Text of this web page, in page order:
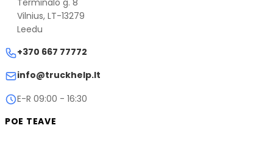
Terminalo g. 8
Vilnius, LT-13279
Leedu
+370 667 77772
info@truckhelp.lt
E-R 09:00 - 16:30
POE TEAVE